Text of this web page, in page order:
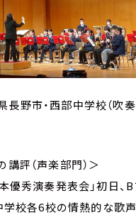
長野市・西部中学校（吹奏
評（声楽部門）＞
優秀演奏発表会」初日、
学校各6校の情熱的な歌